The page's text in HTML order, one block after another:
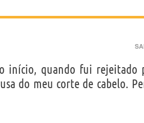
início, quando fui rejeitado
do meu corte de cabelo.